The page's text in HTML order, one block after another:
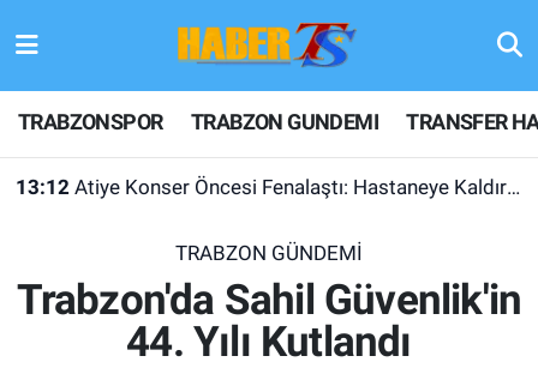
TRABZONSPOR TRABZON GUNDEMI TRANSFER
13:12 Atiye Konser Öncesi Fenalaştı: Hastaneye Kaldırıldı
TRABZON GÜNDEMİ
Trabzon'da Sahil Güvenlik'in
44. Yılı Kutlandı
TRABZONSPOR
TRABZON GUNDEMI
KULİS MEYDANI
Hava Durumu
Trafik Durumu
Son Dakika Haberleri